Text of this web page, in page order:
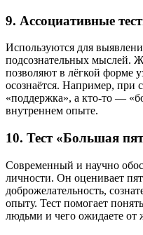
9. Ассоциативные
Используются для
подсознательных мыслей.
позволяют в лёгкой форме
осознаётся. Например, при
«поддержка», а кто-то —
внутреннем опыте.
10. Тест «Большая
Современный и научно
личности. Он оценивает
доброжелательность,
опыту. Тест помогает
людьми и чего ожидаете от